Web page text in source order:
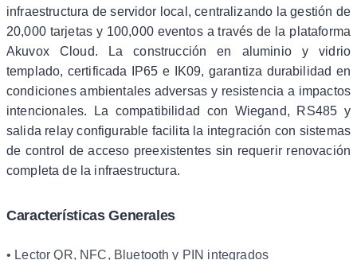
infraestructura de servidor local, centralizando la gestión de
20,000 tarjetas y 100,000 eventos a través de la plataforma
Akuvox Cloud. La construcción en aluminio y vidrio
templado, certificada IP65 e IK09, garantiza durabilidad en
condiciones ambientales adversas y resistencia a impactos
intencionales. La compatibilidad con Wiegand, RS485 y
salida relay configurable facilita la integración con sistemas
de control de acceso preexistentes sin requerir renovación
completa de la infraestructura.
Características Generales
• Lector QR, NFC, Bluetooth y PIN integrados